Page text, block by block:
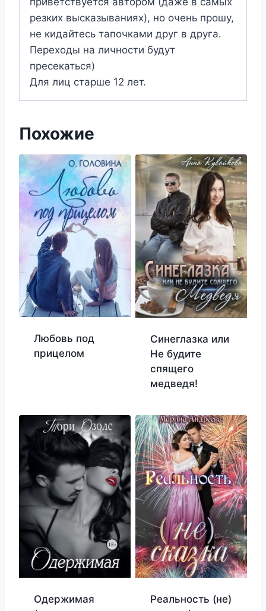
резких высказываниях), но очень прошу,
не кидайтесь тапочками друг в друга.
Переходы на личности будут
пресекаться)
Для лиц старше 12 лет.
Похожие
Любовь под
прицелом
Синеглазка или
Не будите
спящего
медведя!
Одержимая
Реальность (не)